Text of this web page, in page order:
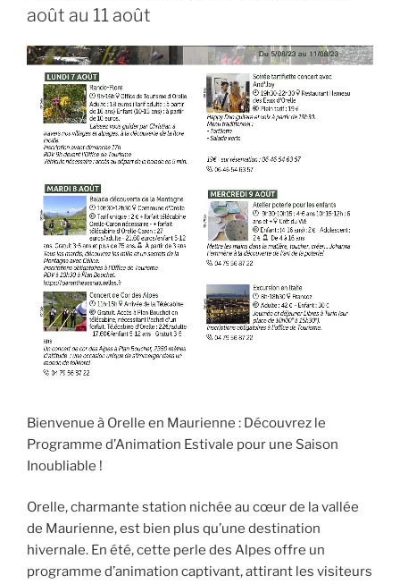
août
au
02
septembre »
août au 11 août
Bienvenue à Orelle en Maurienne : Découvrez le
Programme d’Animation Estivale pour une Saison
Inoubliable !
Orelle, charmante station nichée au cœur de la vallée
de Maurienne, est bien plus qu’une destination
hivernale. En été, cette perle des Alpes offre un
programme d’animation captivant, attirant les visiteurs